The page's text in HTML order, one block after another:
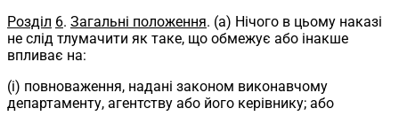
Розділ 6. Загальні положення. (a) Нічого в цьому наказі
не слід тлумачити як таке, що обмежує або інакше
впливає на:
(i) повноваження, надані законом виконавчому
департаменту, агентству або його керівнику; або